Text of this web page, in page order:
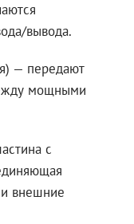
вывода.
— передают
мощными
с
внешние